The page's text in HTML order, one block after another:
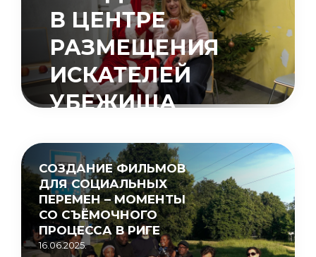
В ЦЕНТРЕ
РАЗМЕЩЕНИЯ
ИСКАТЕЛЕЙ
УБЕЖИЩА
15.05.2026.
СОЗДАНИЕ ФИЛЬМОВ
ДЛЯ СОЦИАЛЬНЫХ
ПЕРЕМЕН – МОМЕНТЫ
СО СЪЁМОЧНОГО
ПРОЦЕССА В РИГЕ
16.06.2025.